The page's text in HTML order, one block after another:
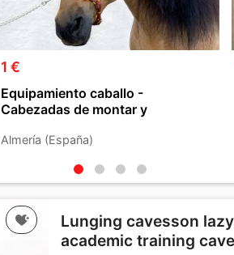
1 €
Equipamiento caballo -
Cabezadas de montar y
Almería (España)
Lunging cavesson
academic training